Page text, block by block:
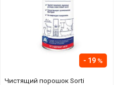
Чистящий порошок Sorti
19